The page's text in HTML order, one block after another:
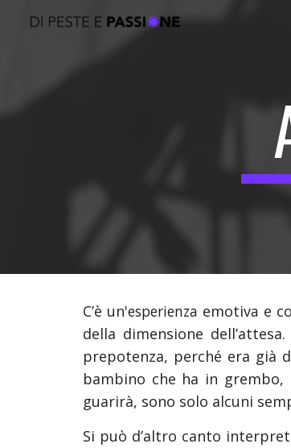
C’è un'esperienza emotiva e
della dimensione
prepotenza, perché era già
bambino che ha in
guarirà, sono solo alcuni
Si può d’altro canto